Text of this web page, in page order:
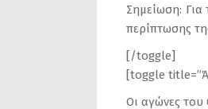
Σημείωση: Για
περίπτωσης
[/toggle]
[toggle
Οι αγώνες του